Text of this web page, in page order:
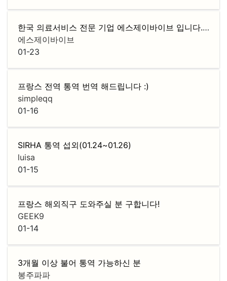
한국 의료서비스 전문 기업 에스제이바이브 입니다. ( 협력사 모집 )
에스제이바이브
01-23
프랑스 전역 통역 번역 해드립니다 :)
simpleqq
01-16
SIRHA 통역 섭외(01.24~01.26)
luisa
01-15
프랑스 해외직구 도와주실 분 구합니다!
GEEK9
01-14
3개월 이상 불어 통역 가능하신 분
봉주파파